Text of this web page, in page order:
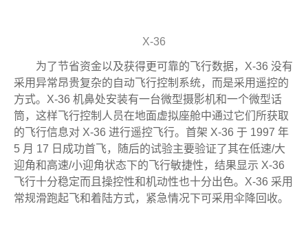
X-36
为了节省资金以及获得更可靠的飞行数据，X-36 没有
采用异常昂贵复杂的自动飞行控制系统，而是采用遥控的
方式。X-36 机鼻处安装有一台微型摄影机和一个微型话
筒，这样飞行控制人员在地面虚拟座舱中通过它们所获取
的飞行信息对 X-36 进行遥控飞行。首架 X-36 于 1997 年
5 月 17 日成功首飞，随后的试验主要验证了其在低速/大
迎角和高速/小迎角状态下的飞行敏捷性，结果显示 X-36
飞行十分稳定而且操控性和机动性也十分出色。X-36 采用
常规滑跑起飞和着陆方式，紧急情况下可采用伞降回收。